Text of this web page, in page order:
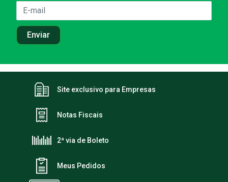
Site exclusivo para Empresas
Notas Fiscais
2ª via de Boleto
Meus Pedidos